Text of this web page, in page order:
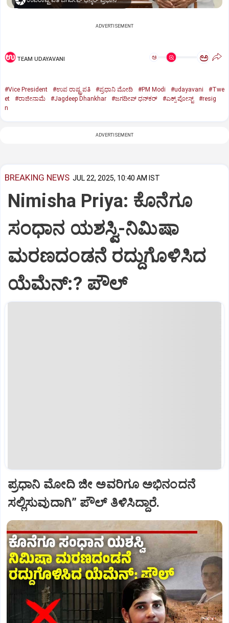
ADVERTISEMENT
TEAM UDAYAVANI ಅ ಅ
#Vice President #ಉಪ ರಾಷ್ಟ್ರಪತಿ #ಪ್ರಧಾನಿ ಮೋದಿ #PM Modi #udayavani
#Twe
et
#ರಾಜೀನಾಮೆ #Jagdeep Dhankhar #ಜಗದೀಪ್‌ ಧನ್‌ಕರ್‌ #ಎಕ್ಸ್‌ ಪೋಸ್ಟ್
#resig
n
ADVERTISEMENT
BREAKING NEWS JUL 22, 2025, 10:40 AM IST
Nimisha Priya: ಕೊನೆಗೂ
ಸಂಧಾನ ಯಶಸ್ವಿ-ನಿಮಿಷಾ
ಮರಣದಂಡನೆ ರದ್ದುಗೊಳಿಸಿದ
ಯೆಮೆನ್:? ಪೌಲ್
ಪ್ರಧಾನಿ ಮೋದಿ ಜೀ ಅವರಿಗೂ ಅಭಿನಂದನೆ
ಸಲ್ಲಿಸುವುದಾಗಿ” ಪೌಲ್‌ ತಿಳಿಸಿದ್ದಾರೆ.